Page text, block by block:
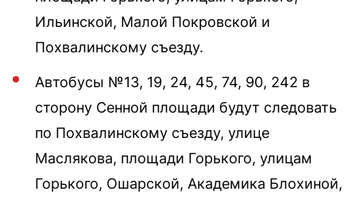
Ильинской, Малой Покровской и
Похвалинскому съезду.
Автобусы №13, 19, 24, 45, 74, 90, 242 в
сторону Сенной площади будут следовать
по Похвалинскому съезду, улице
Маслякова, площади Горького, улицам
Горького, Ошарской, Академика Блохиной,